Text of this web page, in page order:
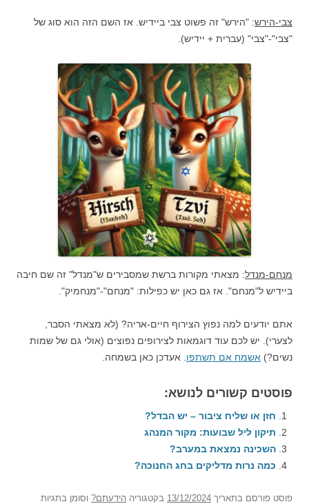
צבי-הירש: "הירש" זה פשוט צבי ביידיש. אז השם הזה הוא סוג של
"צבי"-"צבי" (עברית + יידיש).
מנחם-מנדל: מצאתי מקורות ברשת שמסבירים ש"מנדל" זה שם חיבה
ביידיש ל"מנחם". אז גם כאן יש כפילות: "מנחם"-"מנחמיק".
אתם יודעים למה נפוץ הצירוף חיים-אריה? (לא מצאתי הסבר,
לצערי). יש לכם עוד דוגמאות לצירופים נפוצים (אולי גם של שמות
נשים?) אשמח אם תשתפו . אעדכן כאן בשמחה.
פוסטים קשורים לנושא:
חזן או שליח ציבור – יש הבדל?
תיקון ליל שבועות: מקור המנהג
השכינה נמצאת במערב?
כמה נרות מדליקים בחג החנוכה?
פוסט פורסם בתאריך 13/12/2024 בקטגוריה הידעתם? וסומן בתגיות